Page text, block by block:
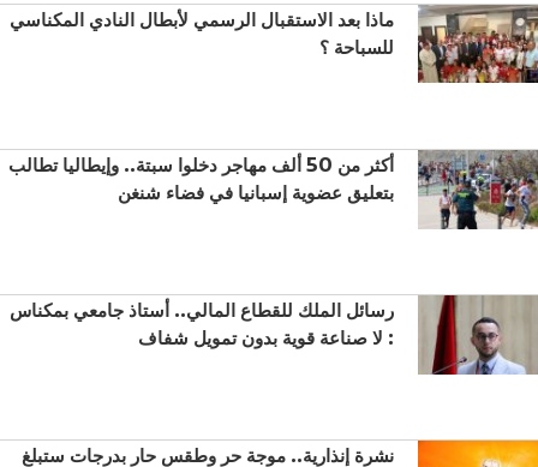
ماذا بعد الاستقبال الرسمي لأبطال النادي المكناسي
للسباحة ؟
أكثر من 50 ألف مهاجر دخلوا سبتة.. وإيطاليا تطالب
بتعليق عضوية إسبانيا في فضاء شنغن
رسائل الملك للقطاع المالي.. أستاذ جامعي بمكناس
: لا صناعة قوية بدون تمويل شفاف
نشرة إنذارية.. موجة حر وطقس حار بدرجات ستبلغ